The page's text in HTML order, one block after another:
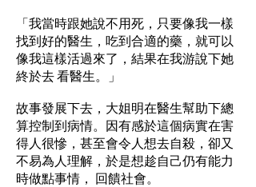
「我當時跟她說不用死，只要像我一樣
找到好的醫生，吃到合適的藥，就可以
像我這樣活過來了，結果在我游說下她
終於去 看醫生。」
故事發展下去，大姐明在醫生幫助下總
算控制到病情。因有感於這個病實在害
得人很慘，甚至會令人想去自殺，卻又
不易為人理解，於是想趁自己仍有能力
時做點事情， 回饋社會。